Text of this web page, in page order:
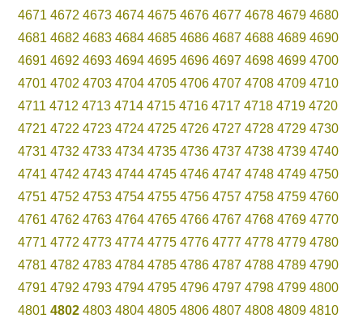
4671 4672 4673 4674 4675 4676 4677 4678 4679 4680
4681 4682 4683 4684 4685 4686 4687 4688 4689 4690
4691 4692 4693 4694 4695 4696 4697 4698 4699 4700
4701 4702 4703 4704 4705 4706 4707 4708 4709 4710
4711 4712 4713 4714 4715 4716 4717 4718 4719 4720
4721 4722 4723 4724 4725 4726 4727 4728 4729 4730
4731 4732 4733 4734 4735 4736 4737 4738 4739 4740
4741 4742 4743 4744 4745 4746 4747 4748 4749 4750
4751 4752 4753 4754 4755 4756 4757 4758 4759 4760
4761 4762 4763 4764 4765 4766 4767 4768 4769 4770
4771 4772 4773 4774 4775 4776 4777 4778 4779 4780
4781 4782 4783 4784 4785 4786 4787 4788 4789 4790
4791 4792 4793 4794 4795 4796 4797 4798 4799 4800
4801 4802 4803 4804 4805 4806 4807 4808 4809 4810